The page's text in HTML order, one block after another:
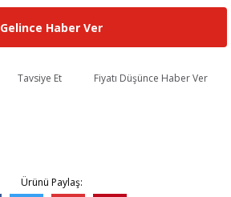
Gelince Haber Ver
Tavsiye Et Fiyatı Düşünce Haber Ver
Ürünü Paylaş: